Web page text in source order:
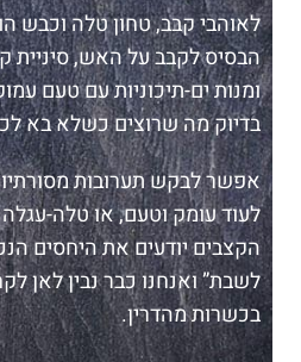
לאוהבי קבב, טחון טלה וכבש
הבסיס לקבב על האש, סיניית
ומנות ים-תיכוניות עם טעם
בדיוק מה שרוצים כשלא בא
אפשר לבקש תערובות
לעוד עומק וטעם, או טלה-
הקצבים יודעים את היחסים
לשבת” ואנחנו כבר נבין לאן
בכשרות מהדרין.